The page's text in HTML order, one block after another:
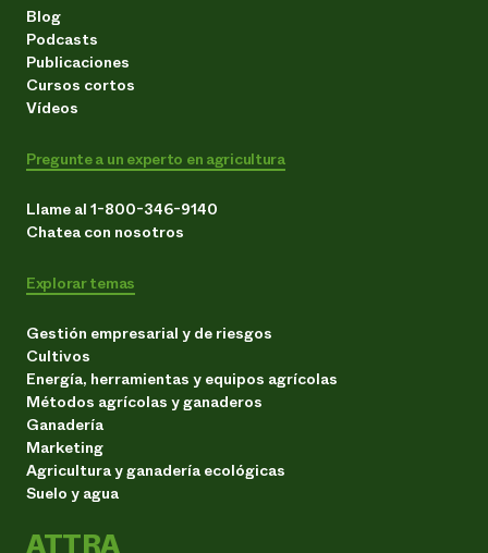
Blog
Podcasts
Publicaciones
Cursos cortos
Vídeos
Pregunte a un experto en agricultura
Llame al 1-800-346-9140
Chatea con nosotros
Explorar temas
Gestión empresarial y de riesgos
Cultivos
Energía, herramientas y equipos agrícolas
Métodos agrícolas y ganaderos
Ganadería
Marketing
Agricultura y ganadería ecológicas
Suelo y agua